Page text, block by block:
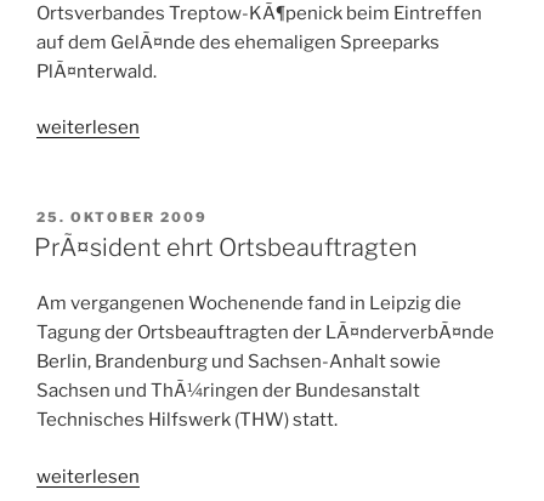
Ortsverbandes Treptow-KÃ¶penick beim Eintreffen
auf dem GelÃ¤nde des ehemaligen Spreeparks
PlÃ¤nterwald.
„Ausnahmezustand
PlÃ¤nterwald“
weiterlesen
VERÖFFENTLICHT
AM
25. OKTOBER 2009
PrÃ¤sident ehrt Ortsbeauftragten
Am vergangenen Wochenende fand in Leipzig die
Tagung der Ortsbeauftragten der LÃ¤nderverbÃ¤nde
Berlin, Brandenburg und Sachsen-Anhalt sowie
Sachsen und ThÃ¼ringen der Bundesanstalt
Technisches Hilfswerk (THW) statt.
„PrÃ¤sident
weiterlesen